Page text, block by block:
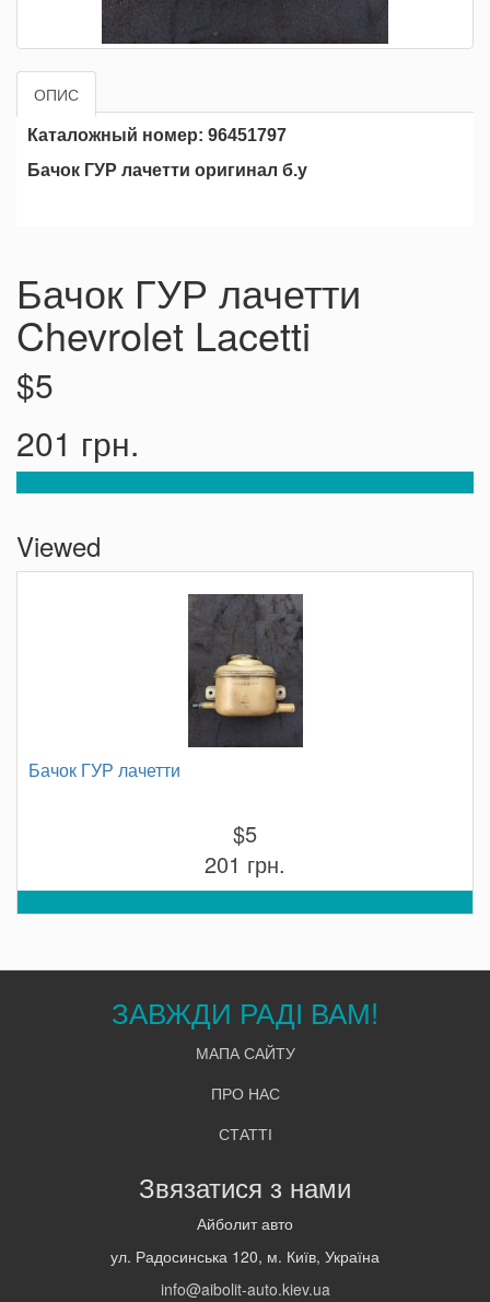
ОПИС
Каталожный номер: 96451797
Бачок ГУР лачетти оригинал б.у
Бачок ГУР лачетти
Chevrolet Lacetti
$5
201 грн.
Viewed
Бачок ГУР лачетти
$5
201 грн.
ЗАВЖДИ РАДІ ВАМ!
МАПА САЙТУ
ПРО НАС
СТАТТІ
Звязатися з нами
Айболит авто
ул. Радосинська 120, м. Київ, Україна
info@aibolit-auto.kiev.ua